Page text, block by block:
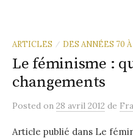
ARTICLES / DES ANNÉES 70
Le féminisme :
changements
Posted on 28 avril 2012 de
Article publié dans Le